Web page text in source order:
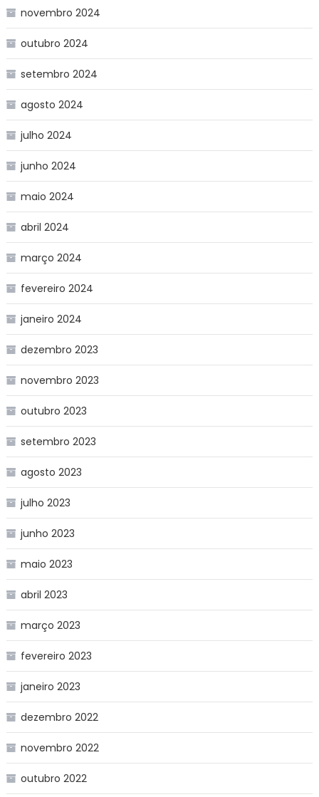
novembro 2024
outubro 2024
setembro 2024
agosto 2024
julho 2024
junho 2024
maio 2024
abril 2024
março 2024
fevereiro 2024
janeiro 2024
dezembro 2023
novembro 2023
outubro 2023
setembro 2023
agosto 2023
julho 2023
junho 2023
maio 2023
abril 2023
março 2023
fevereiro 2023
janeiro 2023
dezembro 2022
novembro 2022
outubro 2022